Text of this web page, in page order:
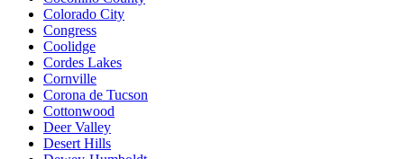
Colorado City
Congress
Coolidge
Cordes Lakes
Cornville
Corona de Tucson
Cottonwood
Deer Valley
Desert Hills